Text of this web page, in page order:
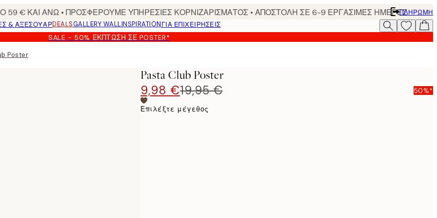
€ ΚΑΙ ΑΝΩ • ΠΡΟΣΦΕΡΟΥΜΕ ΥΠΗΡΕΣΙΕΣ ΚΟΡΝΙΖΑΡΙΣΜΑΤΟΣ • ΑΠΟΣΤΟΛΗ ΣΕ 6-9 ΕΡΓΑΣΙΜΕΣ ΗΜΕΡΕΣΠΛΗΡΩΜΉ
& ΑΞΕΣΟΥΆΡDEALSGALLERY WALLINSPIRATIONΓΙΑ ΕΠΙΧΕΙΡΗΣΕΙΣ
SALE - 50% ΈΚΠΤΩΣΗ ΣΕ POSTER*
Poster
Pasta Club Poster
9,98 €19,95 € 50%*
Επιλέξτε μέγεθος